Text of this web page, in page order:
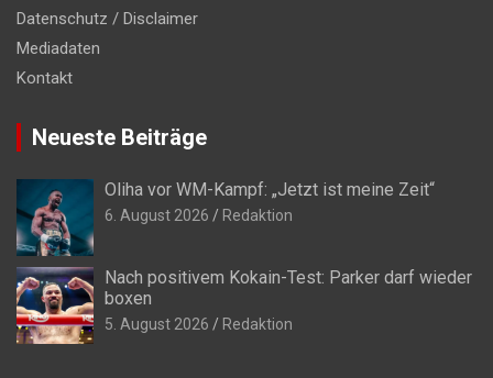
Datenschutz / Disclaimer
Mediadaten
Kontakt
Neueste Beiträge
Oliha vor WM-Kampf: „Jetzt ist meine Zeit“
6. August 2026 Redaktion
Nach positivem Kokain-Test: Parker darf wieder
boxen
5. August 2026 Redaktion